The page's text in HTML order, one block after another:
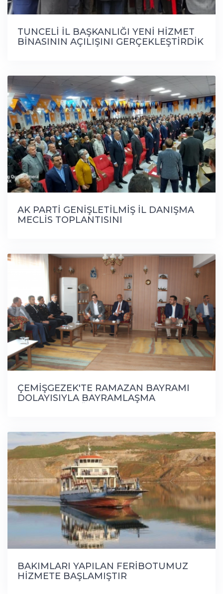
TUNCELİ İL BAŞKANLIĞI YENİ HİZMET
BİNASININ AÇILIŞINI GERÇEKLEŞTİRDİK
AK PARTİ GENİŞLETİLMİŞ İL DANIŞMA
MECLİS TOPLANTISINI
ÇEMİŞGEZEK'TE RAMAZAN BAYRAMI
DOLAYISIYLA BAYRAMLAŞMA
BAKIMLARI YAPILAN FERİBOTUMUZ
HİZMETE BAŞLAMIŞTIR